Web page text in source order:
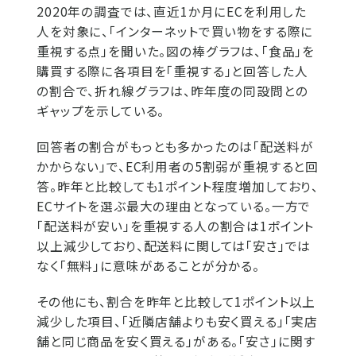
2020年の調査では、直近1か月にECを利用した
人を対象に、「インターネットで買い物をする際に
重視する点」を聞いた。図の棒グラフは、「食品」を
購買する際に各項目を「重視する」と回答した人
の割合で、折れ線グラフは、昨年度の同設問との
ギャップを示している。
回答者の割合がもっとも多かったのは「配送料が
かからない」で、EC利用者の5割弱が重視すると回
答。昨年と比較しても1ポイント程度増加しており、
ECサイトを選ぶ最大の理由となっている。一方で
「配送料が安い」を重視する人の割合は1ポイント
以上減少しており、配送料に関しては「安さ」では
なく「無料」に意味があることが分かる。
その他にも、割合を昨年と比較して1ポイント以上
減少した項目、「近隣店舗よりも安く買える」「実店
舗と同じ商品を安く買える」がある。「安さ」に関す